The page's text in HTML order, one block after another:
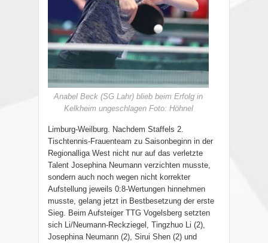
Anabel Beck (SG Lahr) blieb beim Erfolg in
Kelkheim ungeschlagen Foto: Höhnel
Limburg-Weilburg. Nachdem Staffels 2.
Tischtennis-Frauenteam zu Saisonbeginn in der
Regionalliga West nicht nur auf das verletzte
Talent Josephina Neumann verzichten musste,
sondern auch noch wegen nicht korrekter
Aufstellung jeweils 0:8-Wertungen hinnehmen
musste, gelang jetzt in Bestbesetzung der erste
Sieg. Beim Aufsteiger TTG Vogelsberg setzten
sich Li/Neumann-Reckziegel, Tingzhuo Li (2),
Josephina Neumann (2), Sirui Shen (2) und